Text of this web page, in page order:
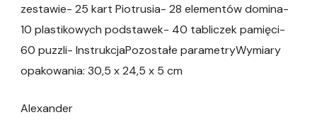
zestawie- 25 kart Piotrusia- 28 elementów domina-
10 plastikowych podstawek- 40 tabliczek pamięci-
60 puzzli- InstrukcjaPozostałe parametryWymiary
opakowania: 30,5 x 24,5 x 5 cm
Alexander